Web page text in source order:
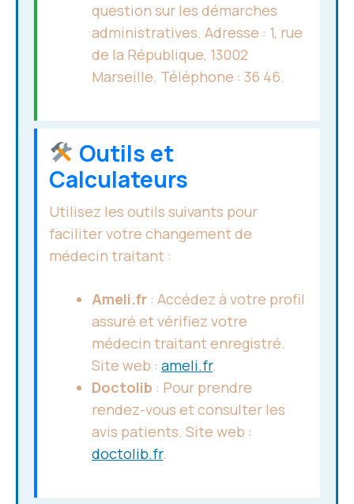
question sur les démarches
administratives. Adresse : 1, rue
de la République, 13002
Marseille. Téléphone : 36 46.
Outils et
Calculateurs
Utilisez les outils suivants pour
faciliter votre changement de
médecin traitant :
Ameli.fr : Accédez à votre profil
assuré et vérifiez votre
médecin traitant enregistré.
Site web : ameli.fr.
Doctolib : Pour prendre
rendez-vous et consulter les
avis patients. Site web :
doctolib.fr.